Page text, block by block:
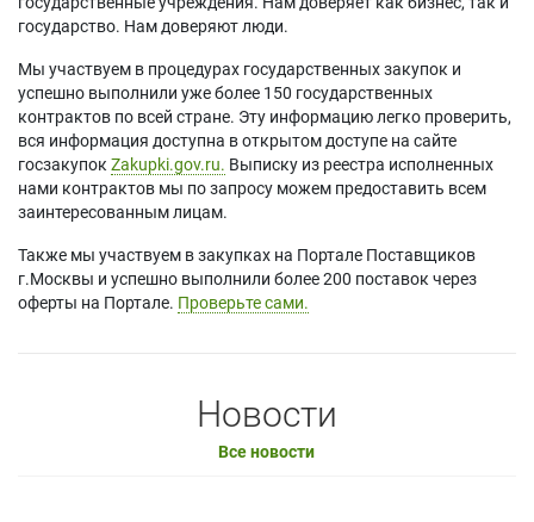
государство. Нам доверяют люди.
Мы участвуем в процедурах государственных закупок и
успешно выполнили уже более 150 государственных
контрактов по всей стране. Эту информацию легко проверить,
вся информация доступна в открытом доступе на сайте
госзакупок Zakupki.gov.ru. Выписку из реестра исполненных
нами контрактов мы по запросу можем предоставить всем
заинтересованным лицам.
Также мы участвуем в закупках на Портале Поставщиков
г.Москвы и успешно выполнили более 200 поставок через
оферты на Портале. Проверьте сами.
Новости
Все новости